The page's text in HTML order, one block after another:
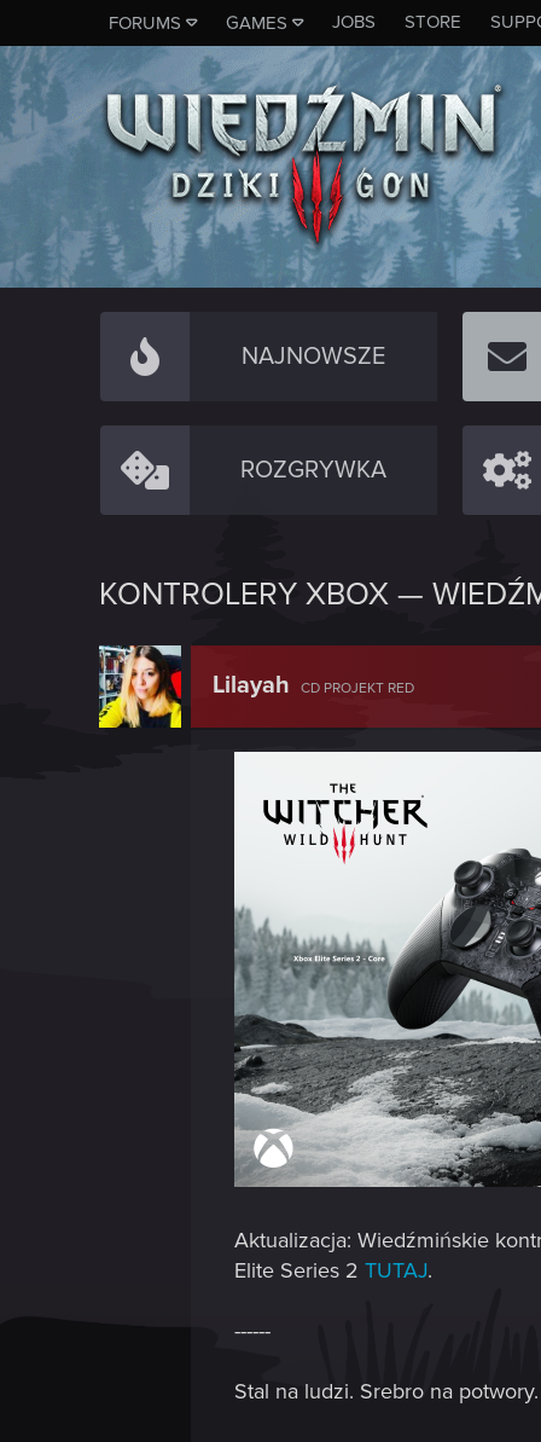
FORUMS GAMES JOBS STORE
NAJNOWSZE
ROZGRYWKA
KONTROLERY XBOX —
Lilayah CD PROJEKT RED
Aktualizacja: Wiedźmińskie
Elite Series 2 TUTAJ.
------
Stal na ludzi. Srebro na potwory.